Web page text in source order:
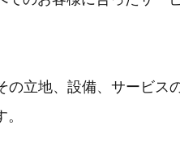
の立地、設備、サービ